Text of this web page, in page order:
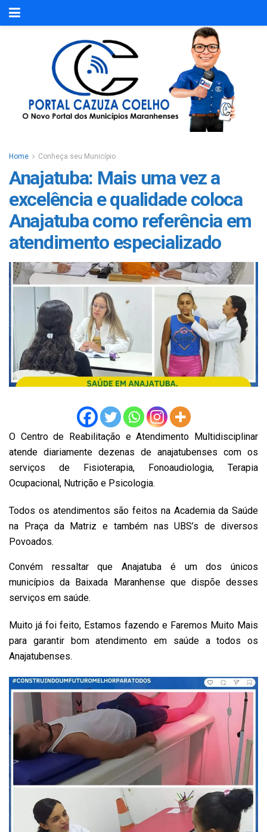
Home Conheça seu Município
Anajatuba: Mais uma vez a
excelência e qualidade coloca
Anajatuba como referência em
atendimento especializado
O Centro de Reabilitação e Atendimento Multidisciplinar
atende diariamente dezenas de anajatubenses com os
serviços de Fisioterapia, Fonoaudiologia, Terapia
Ocupacional, Nutrição e Psicologia.
Todos os atendimentos são feitos na Academia da Saúde
na Praça da Matriz e também nas UBS’s de diversos
Povoados.
Convém ressaltar que Anajatuba é um dos únicos
municípios da Baixada Maranhense que dispõe desses
serviços em saúde.
Muito já foi feito, Estamos fazendo e Faremos Muito Mais
para garantir bom atendimento em saúde a todos os
Anajatubenses.